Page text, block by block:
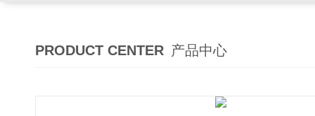
PRODUCT CENTER 产品中心